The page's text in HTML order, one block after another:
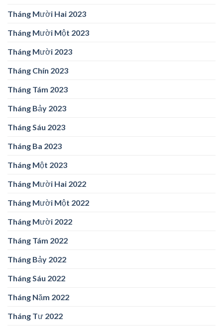
Tháng Mười Hai 2023
Tháng Mười Một 2023
Tháng Mười 2023
Tháng Chín 2023
Tháng Tám 2023
Tháng Bảy 2023
Tháng Sáu 2023
Tháng Ba 2023
Tháng Một 2023
Tháng Mười Hai 2022
Tháng Mười Một 2022
Tháng Mười 2022
Tháng Tám 2022
Tháng Bảy 2022
Tháng Sáu 2022
Tháng Năm 2022
Tháng Tư 2022